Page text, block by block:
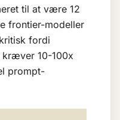
til at være 12
frontier-modeller
fordi
10-100x
prompt-